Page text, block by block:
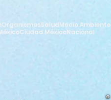
OrganismosSaludMedio Ambiente
Ciudad MéxicoNacional